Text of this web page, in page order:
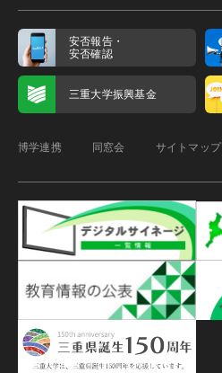
安否報告・
安否確認
三重大学振興基金
博学連携 同窓会 サイトマップ